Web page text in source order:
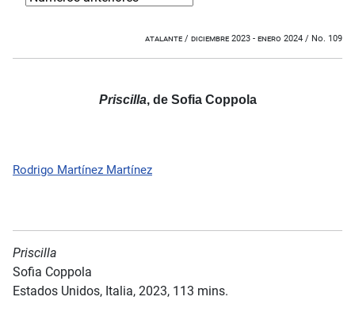
atalante / diciembre 2023 - enero 2024 / No. 109
Priscilla, de Sofia Coppola
Rodrigo Martínez Martínez
Priscilla
Sofia Coppola
Estados Unidos, Italia, 2023, 113 mins.